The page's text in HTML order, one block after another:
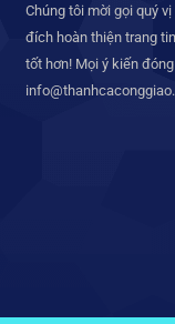
Chúng tôi mời gọi quý
đích hoàn thiện trang
tốt hơn! Mọi ý kiến